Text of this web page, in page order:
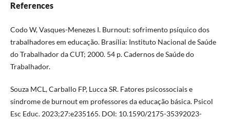
References
Codo W, Vasques-Menezes I. Burnout: sofrimento psíquico dos
trabalhadores em educação. Brasília: Instituto Nacional de Saúde
do Trabalhador da CUT; 2000. 54 p. Cadernos de Saúde do
Trabalhador.
Souza MCL, Carballo FP, Lucca SR. Fatores psicossociais e
síndrome de burnout em professores da educação básica. Psicol
Esc Educ. 2023;27:e235165. DOI: 10.1590/2175-35392023-